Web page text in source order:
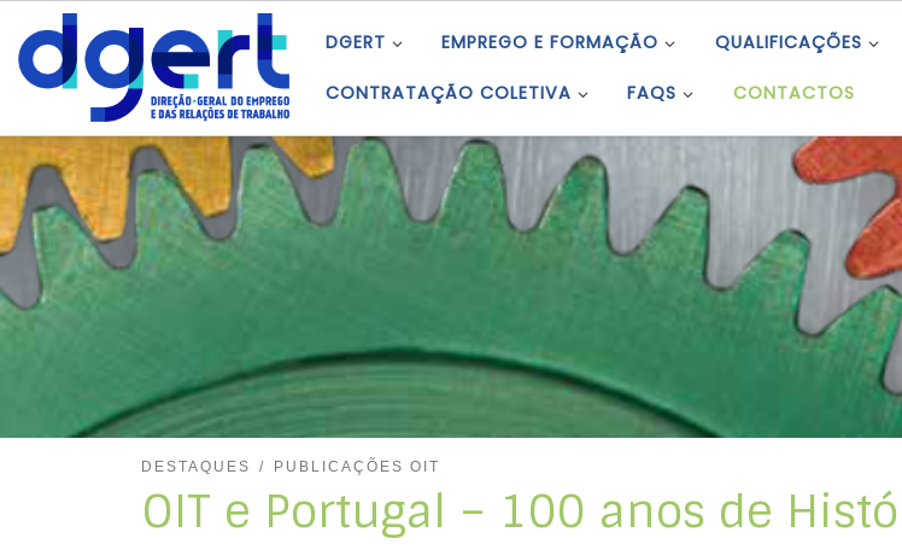
Skip to content DGERT EMPREGO E FORMAÇÃO QUALIFICAÇÕES
CONTRATAÇÃO COLETIVA FAQS CONTACTOS
DESTAQUES PUBLICAÇÕES OIT
OIT e Portugal – 100 anos de